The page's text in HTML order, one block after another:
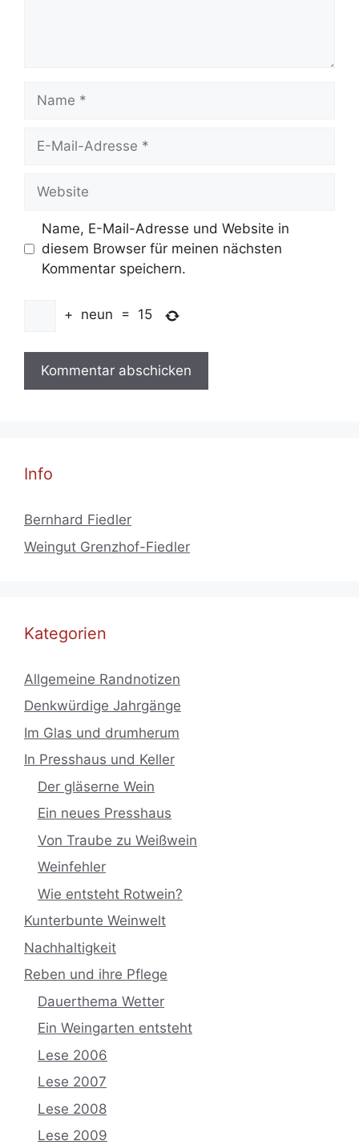
Name
Website
Name, E-Mail-Adresse und Website in
diesem Browser für meinen nächsten
Kommentar speichern.
+ neun = 15
Info
Bernhard Fiedler
Weingut Grenzhof-Fiedler
Kategorien
Allgemeine Randnotizen
Denkwürdige Jahrgänge
Im Glas und drumherum
In Presshaus und Keller
Der gläserne Wein
Ein neues Presshaus
Von Traube zu Weißwein
Weinfehler
Wie entsteht Rotwein?
Kunterbunte Weinwelt
Nachhaltigkeit
Reben und ihre Pflege
Dauerthema Wetter
Ein Weingarten entsteht
Lese 2006
Lese 2007
Lese 2008
Lese 2009